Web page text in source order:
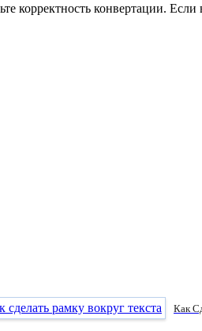
корректность конвертации.
Как